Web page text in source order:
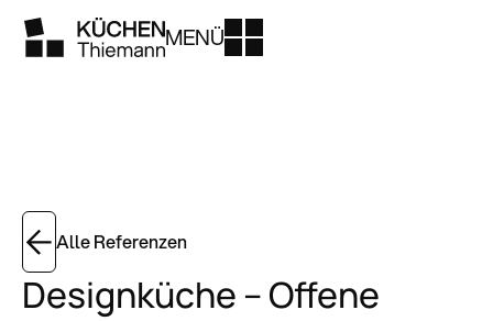
MENÜ
Alle Referenzen
Designküche – Offene